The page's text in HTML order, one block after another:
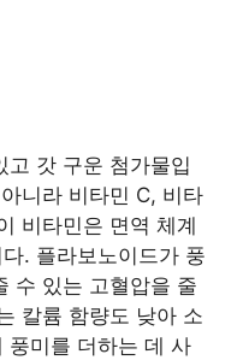
고 갓 구운 첨가물입
니라 비타민 C, 비타
비타민은 면역 체계
. 플라보노이드가 풍
수 있는 고혈압을 줄
칼륨 함량도 낮아 소
풍미를 더하는 데 사